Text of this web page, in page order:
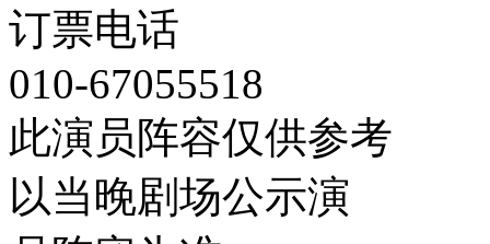
订票电话
010-67055518
此演员阵容仅供参考
以当晚剧场公示演